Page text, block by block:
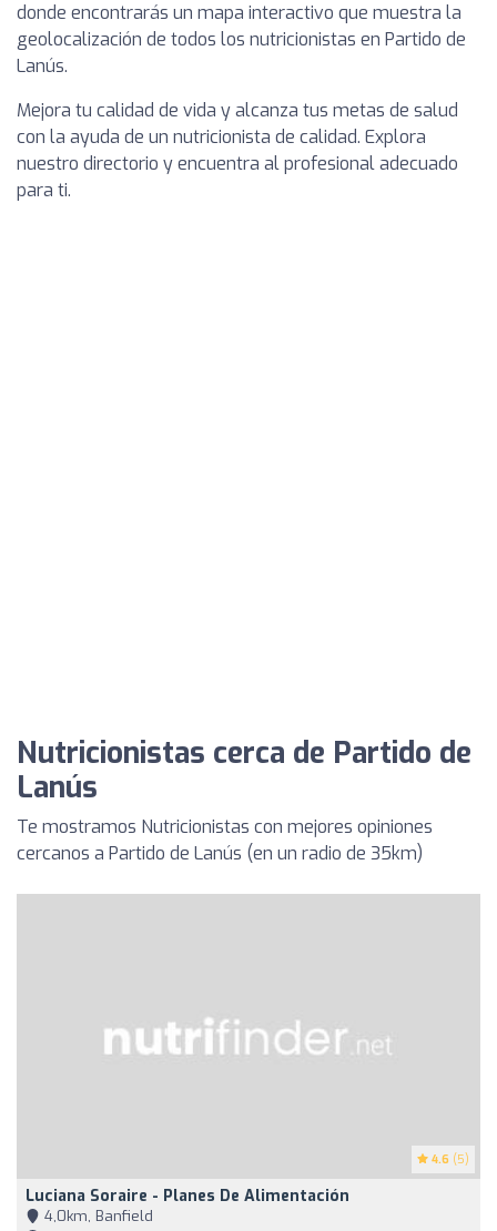
donde encontrarás un mapa interactivo que muestra la
geolocalización de todos los nutricionistas en Partido de
Lanús.
Mejora tu calidad de vida y alcanza tus metas de salud
con la ayuda de un nutricionista de calidad. Explora
nuestro directorio y encuentra al profesional adecuado
para ti.
Nutricionistas cerca de Partido de
Lanús
Te mostramos Nutricionistas con mejores opiniones
cercanos a Partido de Lanús (en un radio de 35km)
4.6 (5)
Luciana Soraire - Planes De Alimentación
4,0km, Banfield